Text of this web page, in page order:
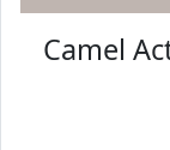
Camel